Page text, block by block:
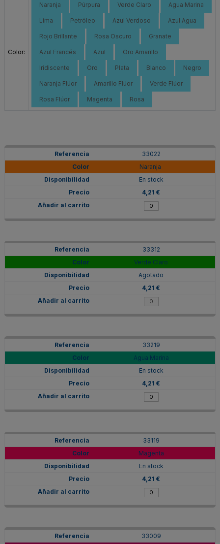
Color:
Naranja Púrpura Verde Claro Agua Marina
Lima Petróleo Azul Verdoso Azul Agua
Rojo Brillante Rosa Oscuro Granate
Azul Francés Azul Oro Amarillo
Iridiscente Oro Plata Blanco Negro
Naranja Flúor Amarillo Flúor Verde Flúor
Rosa Flúor Magenta Rosa
33022
Naranja
En stock
4,21 €
33312
Verde Claro
Agotado
4,21 €
33219
Agua Marina
En stock
4,21 €
33119
Magenta
En stock
4,21 €
33009